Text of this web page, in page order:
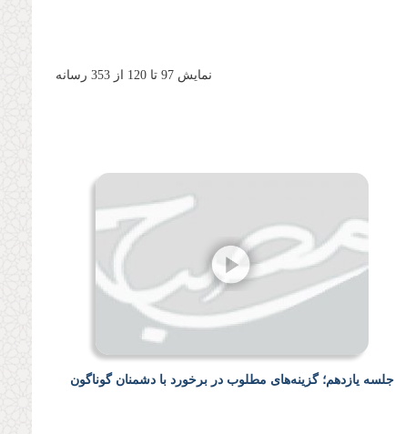
نمایش 97 تا 120 از 353 رسانه
جلسه یازدهم؛ گزینه‌های مطلوب در برخورد با دشمنان گوناگون